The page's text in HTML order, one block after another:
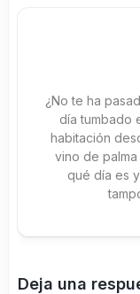
¿No te ha
día tumbado
habitación
vino de
qué día es
Deja una